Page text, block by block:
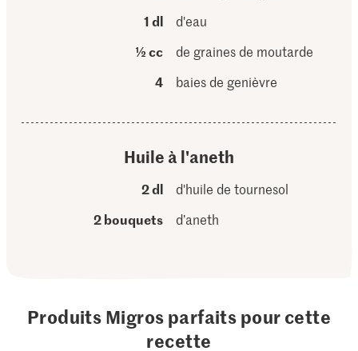
1 dl
d'eau
½ cc
de graines de moutarde
4
baies de genièvre
Huile à l'aneth
2 dl
d'huile de tournesol
2 bouquets
d’aneth
Produits Migros parfaits pour cette
recette